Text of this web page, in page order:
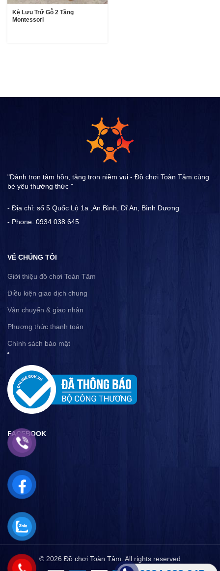
Kệ Lưu Trữ Gỗ 2 Tầng
Montessori
"Dành trọn tâm hồn, tặng trọn niềm vui - Đồ chơi Toàn Tâm cùng
bé yêu thưởng thức "
- Địa chỉ: số 5 Quốc Lộ 1a ,An Bình, Dĩ An, Bình Dương
- Phone: 0934 038 645
VỀ CHÚNG TÔI
Giới thiệu đồ chơi Toàn Tâm
Điều kiện giao dịch chung
Vận chuyển & giao nhận
Phương thức thanh toán
Chính sách bảo mật
FACEBOOK
© 2026 Đồ chơi Toàn Tâm . All rights reserved